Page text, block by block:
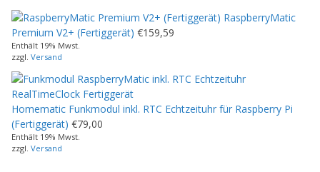
w
e
i
s
m
e
h
r
e
RaspberryMatic
Premium V2+ (Fertiggerät) €159,59
Enthält 19% Mwst.
zzgl. Versand
Homematic Funkmodul inkl. RTC Echtzeituhr für Raspberry Pi
(Fertiggerät) €79,00
Enthält 19% Mwst.
zzgl. Versand